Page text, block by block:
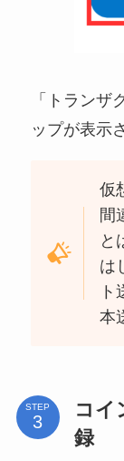
「トランザ
ップが表示
仮
間
と
は
ト
本
STEP
コイ
録